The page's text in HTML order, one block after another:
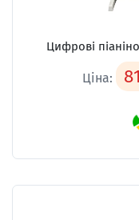
Цифрові
Ціна: